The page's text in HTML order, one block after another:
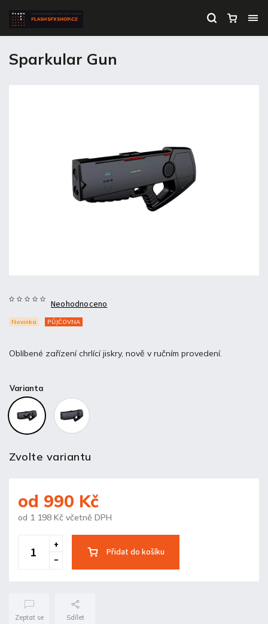
Sparkular Gun
Novinka PŮJČOVNA
Neohodnoceno
Oblíbené zařízení chrlící jiskry, nově v ručním provedení.
Varianta
Zvolte variantu
od 990 Kč
od 1 198 Kč včetně DPH
Přidat do košíku
Zeptat se Sdílet